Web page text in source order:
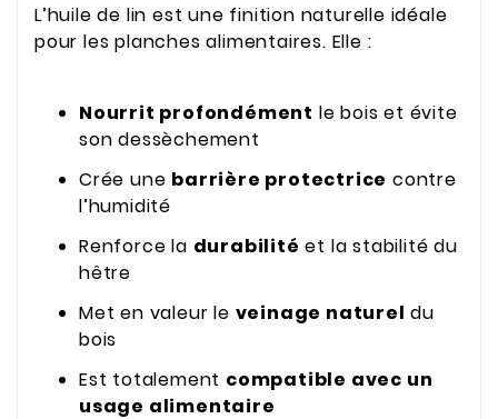
L’huile de lin est une finition naturelle idéale
pour les planches alimentaires. Elle :
Nourrit profondément le bois et évite
son dessèchement
Crée une barrière protectrice contre
l’humidité
Renforce la durabilité et la stabilité du
hêtre
Met en valeur le veinage naturel du
bois
Est totalement compatible avec un
usage alimentaire